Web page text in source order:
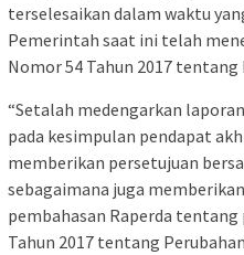
terselesaikan dalam waktu
Pemerintah saat ini telah
Nomor 54 Tahun 2017 tentang
“Setalah medengarkan
pada kesimpulan pendapat
memberikan persetujuan
sebagaimana juga
pembahasan Raperda
Tahun 2017 tentang